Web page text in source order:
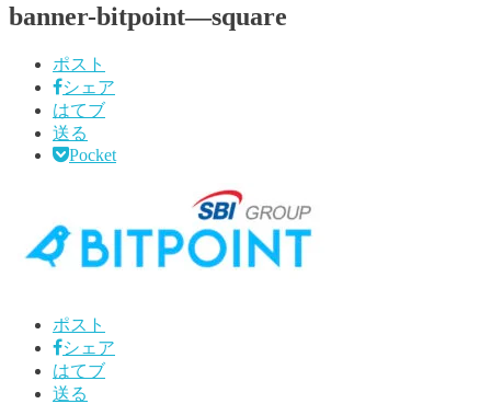
banner-bitpoint—square
ポスト
シェア
はてブ
送る
Pocket
ポスト
シェア
はてブ
送る